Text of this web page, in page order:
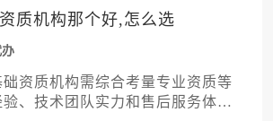
质机构那个好,怎么选
资质机构需综合考量专业资质等
、技术团队实力和售后服务体